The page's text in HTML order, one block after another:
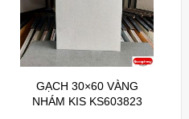
GẠCH 30×60 VÀNG
NHÁM KIS KS603823